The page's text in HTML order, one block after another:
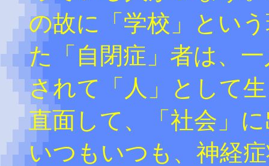
の故に「学校」とい
た「自閉症」者は、
されて「人」として
直面して、「社会」
いつもいつも、神経